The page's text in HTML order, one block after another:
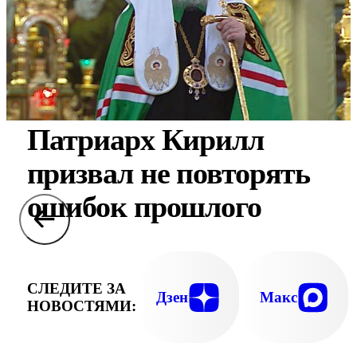
Патриарх Кирилл
призвал не повторять
ошибок прошлого
СЛЕДИТЕ ЗА
НОВОСТЯМИ:
Дзен Макс